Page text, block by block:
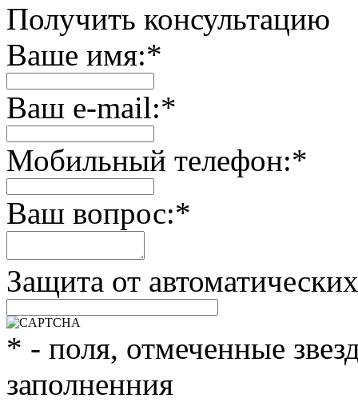
Получить консультацию
Ваше имя:*
Ваш e-mail:*
Мобильный телефон:*
Ваш вопрос:*
Защита от
* - поля, отмеченные
заполненния